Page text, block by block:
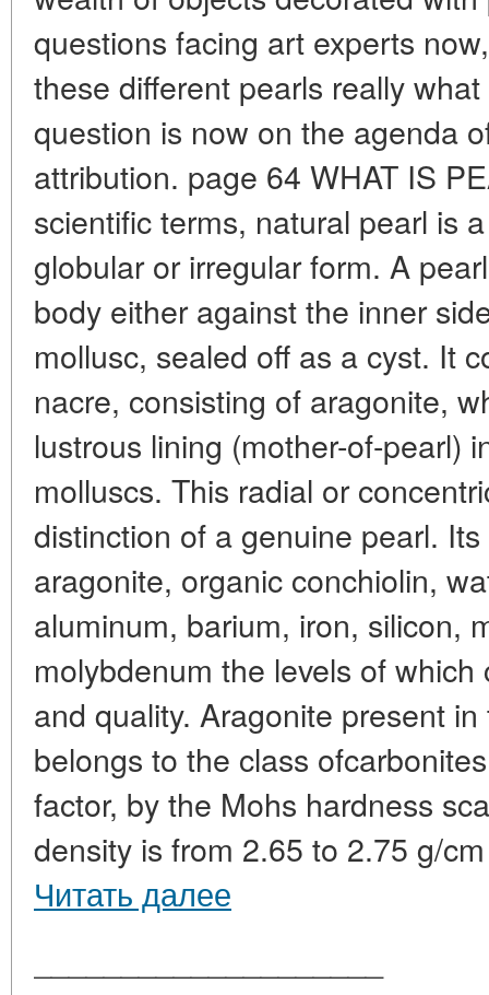
questions facing art experts
these different pearls really
question is now on the agenda
attribution. page 64 WHAT IS
scientific terms, natural pearl is
globular or irregular form. A
body either against the inner
mollusc, sealed off as a cyst. It
nacre, consisting of aragonite,
lustrous lining (mother-of-pearl)
molluscs. This radial or
distinction of a genuine pearl.
aragonite, organic conchiolin,
aluminum, barium, iron, silicon,
molybdenum the levels of
and quality. Aragonite present
belongs to the class
factor, by the Mohs hardness
density is from 2.65 to 2.75 g/
Читать далее